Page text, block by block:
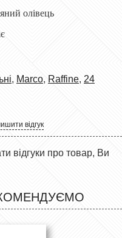
, Marco, Raffine, 24
відгук
відгуки про товар, Ви